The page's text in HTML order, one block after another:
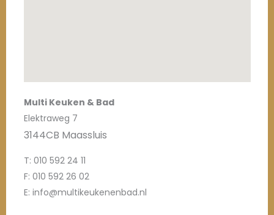
Multi Keuken & Bad
Elektraweg 7
3144CB Maassluis
T: 010 592 24 11
F: 010 592 26 02
E: info@multikeukenenbad.nl